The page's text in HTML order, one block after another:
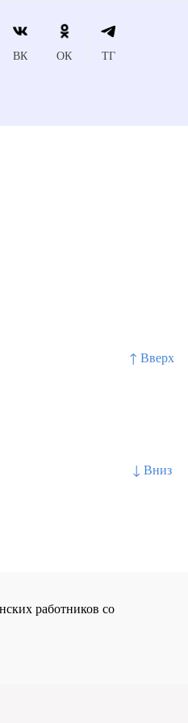
↑ Вверх
↓ Вниз
ВК ОК ТГ
работников со